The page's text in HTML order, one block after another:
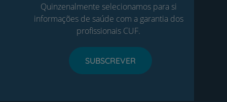
Quinzenalmente selecionamos para si
informações de saúde com a garantia dos
profissionais CUF.
SUBSCREVER